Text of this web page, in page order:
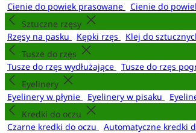
Cienie do powiek prasowane
Cienie do
Sztuczne rzęsy
Rzęsy na pasku
Kępki rzęs
Klej do
Tusze do rzęs
Tusze do rzęs wydłużające
Tusze do rzęs
Eyelinery
Eyelinery w płynie
Eyelinery w pisaku
Kredki do oczu
Czarne kredki do oczu
Automatyczne kredki